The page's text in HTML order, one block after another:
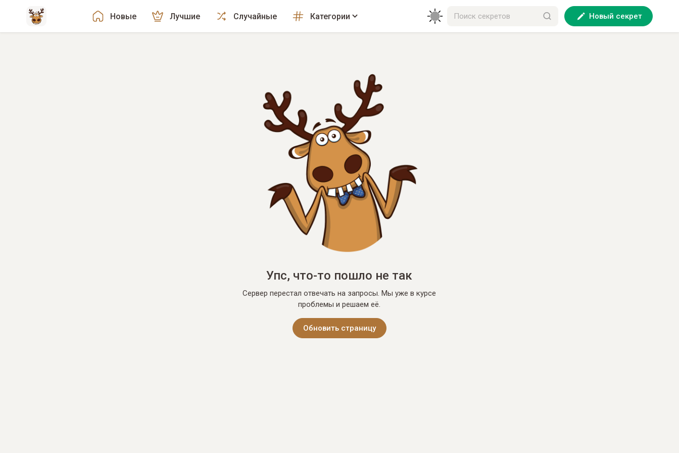
Новые Лучшие Случайные Категории Новый секрет
Упс, что-то пошло не так
Сервер перестал отвечать на запросы. Мы уже в курсе
проблемы и решаем её.
Обновить страницу